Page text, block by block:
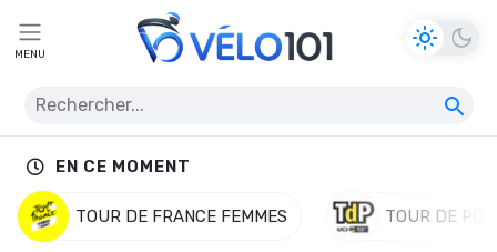
MENU
EN CE MOMENT
TOUR DE FRANCE FEMMES TOUR DE